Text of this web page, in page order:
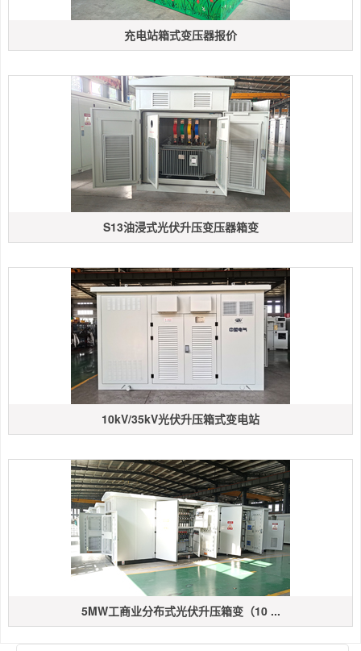
充电站箱式变压器报价
S13油浸式光伏升压变压器箱变
10kV/35kV光伏升压箱式变电站
5MW工商业分布式光伏升压箱变（10 ...